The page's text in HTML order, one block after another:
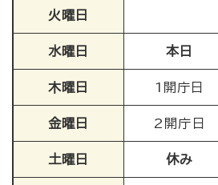
火曜日
水曜日 本日
木曜日 1開庁日
金曜日 2開庁日
土曜日 休み